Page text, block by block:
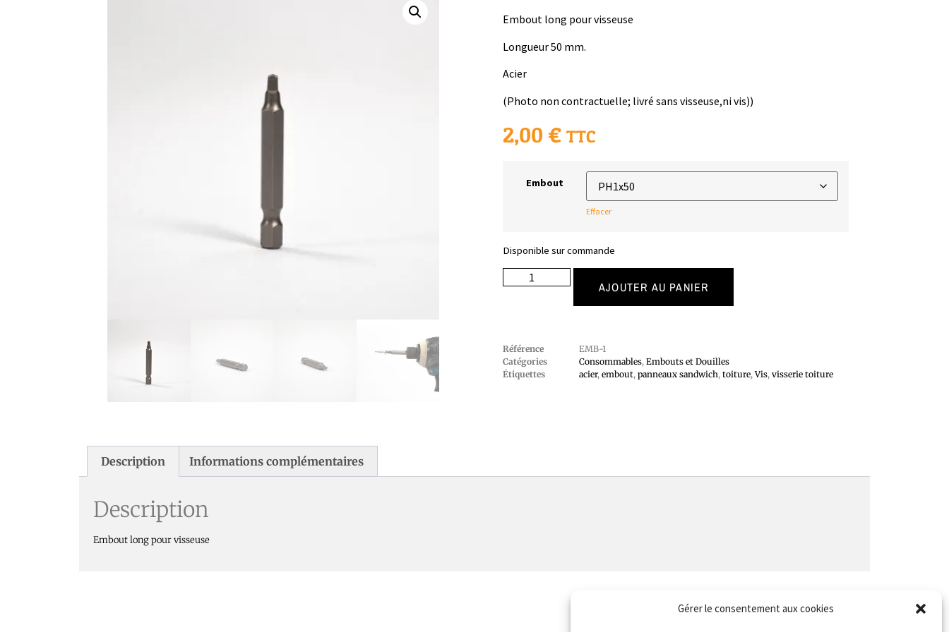
Gérer le consentement aux cookies
Embout long pour visseuse
Longueur 50 mm.
Acier
(Photo non contractuelle; livré sans visseuse,ni vis))
2,00 € TTC
Embout
Effacer
Disponible sur commande
AJOUTER AU PANIER
Référence
EMB-1
Catégories
Consommables, Embouts et Douilles
Étiquettes
acier, embout, panneaux sandwich, toiture,Vis, visserie toiture
Description Informations complémentaires
Description
Embout long pour visseuse